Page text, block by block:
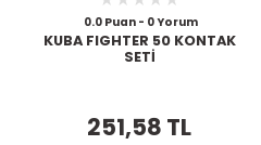
0.0 Puan - 0 Yorum
KUBA FIGHTER 50 KONTAK
SETİ
251,58 TL